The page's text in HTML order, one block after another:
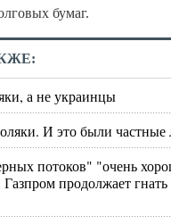
бумаг.
а не украинцы
И это были частные
потоков" "очень
продолжает гнать